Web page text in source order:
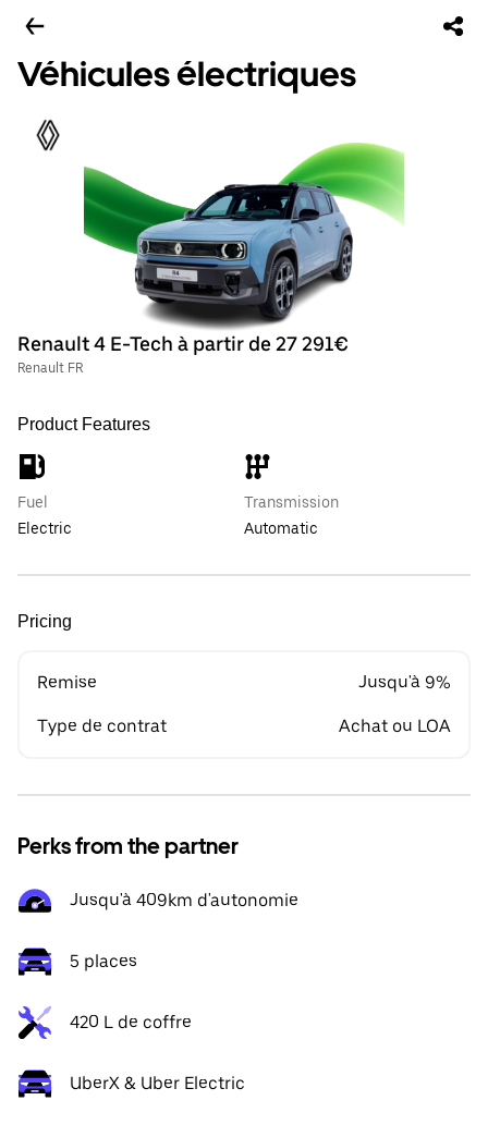
Véhicules électriques
Renault 4 E-Tech à partir de 27 291€
Renault FR
Product Features
Fuel
Electric
Transmission
Automatic
Pricing
Remise Jusqu'à 9%
Type de contrat Achat ou LOA
Perks from the partner
Jusqu'à 409km d'autonomie
5 places
420 L de coffre
UberX & Uber Electric